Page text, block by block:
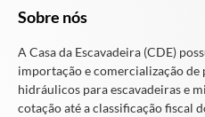
Sobre nós
A Casa da Escavadeira (CDE)
importação e comercialização de
hidráulicos para escavadeiras e
cotação até a classificação fiscal